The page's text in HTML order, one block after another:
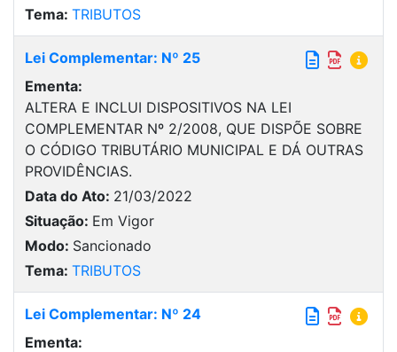
Tema: TRIBUTOS
Lei Complementar: Nº 25
Ementa:
ALTERA E INCLUI DISPOSITIVOS NA LEI
COMPLEMENTAR Nº 2/2008, QUE DISPÕE SOBRE
O CÓDIGO TRIBUTÁRIO MUNICIPAL E DÁ OUTRAS
PROVIDÊNCIAS.
Data do Ato: 21/03/2022
Situação: Em Vigor
Modo: Sancionado
Tema: TRIBUTOS
Lei Complementar: Nº 24
Ementa: